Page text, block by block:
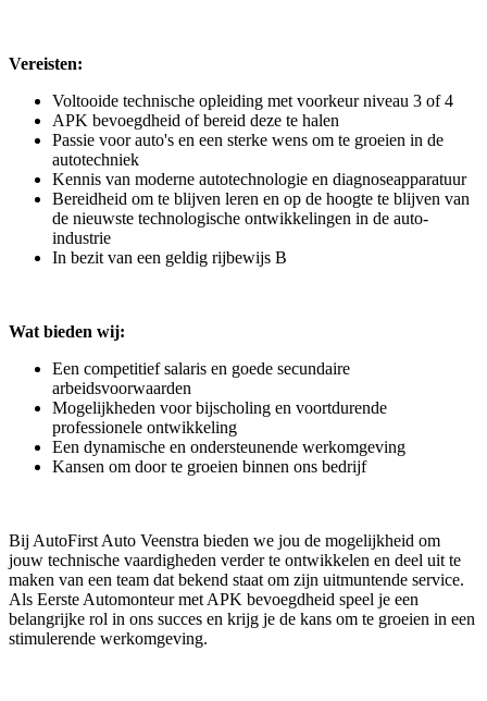
Vereisten:
Voltooide technische opleiding met voorkeur niveau 3 of 4
APK bevoegdheid of bereid deze te halen
Passie voor auto's en een sterke wens om te groeien in de
autotechniek
Kennis van moderne autotechnologie en diagnoseapparatuur
Bereidheid om te blijven leren en op de hoogte te blijven van
de nieuwste technologische ontwikkelingen in de auto-
industrie
In bezit van een geldig rijbewijs B
Wat bieden wij:
Een competitief salaris en goede secundaire
arbeidsvoorwaarden
Mogelijkheden voor bijscholing en voortdurende
professionele ontwikkeling
Een dynamische en ondersteunende werkomgeving
Kansen om door te groeien binnen ons bedrijf
Bij AutoFirst Auto Veenstra bieden we jou de mogelijkheid om
jouw technische vaardigheden verder te ontwikkelen en deel uit te
maken van een team dat bekend staat om zijn uitmuntende service.
Als Eerste Automonteur met APK bevoegdheid speel je een
belangrijke rol in ons succes en krijg je de kans om te groeien in een
stimulerende werkomgeving.